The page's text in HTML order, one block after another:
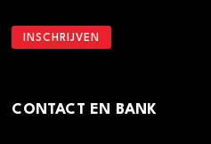
CONTACT EN BANK